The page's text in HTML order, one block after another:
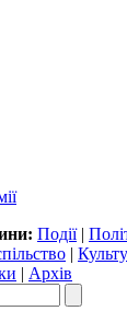
Події|
|
| Архів